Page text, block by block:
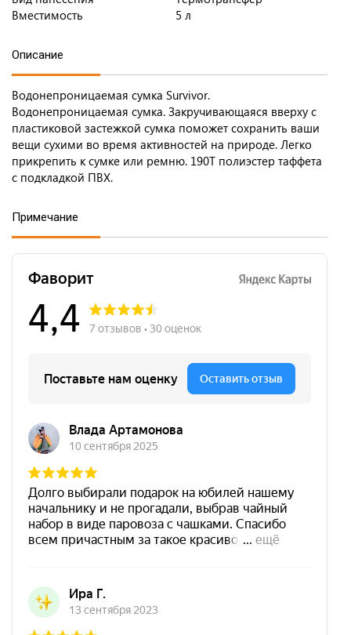
Вместимость
5 л
Описание
Водонепроницаемая сумка Survivor.
Водонепроницаемая сумка. Закручивающаяся вверху с
пластиковой застежкой сумка поможет сохранить ваши
вещи сухими во время активностей на природе. Легко
прикрепить к сумке или ремню. 190T полиэстер таффета
с подкладкой ПВХ.
Примечание